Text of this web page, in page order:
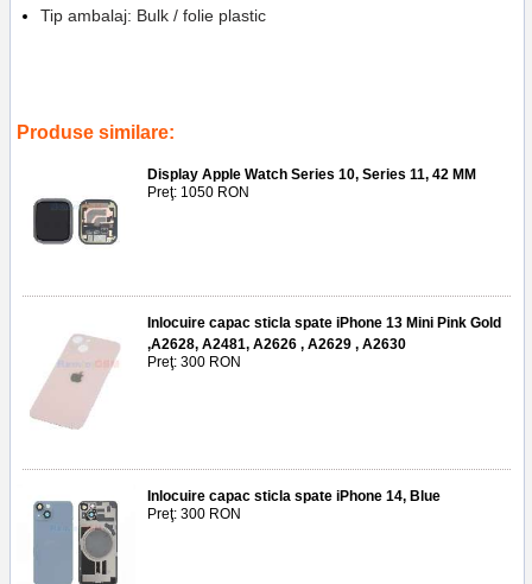
Tip ambalaj: Bulk / folie plastic
Produse similare:
Display Apple Watch Series 10, Series 11, 42 MM
Preţ: 1050 RON
Inlocuire capac sticla spate iPhone 13 Mini Pink Gold
,A2628, A2481, A2626 , A2629 , A2630
Preţ: 300 RON
Inlocuire capac sticla spate iPhone 14, Blue
Preţ: 300 RON